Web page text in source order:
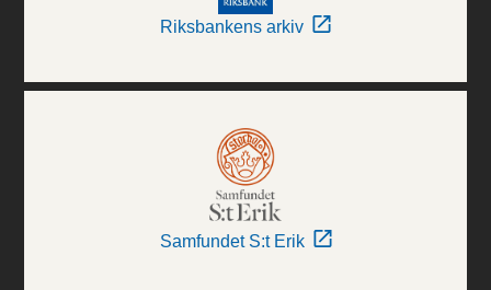
Riksbankens arkiv
Samfundet S:t Erik